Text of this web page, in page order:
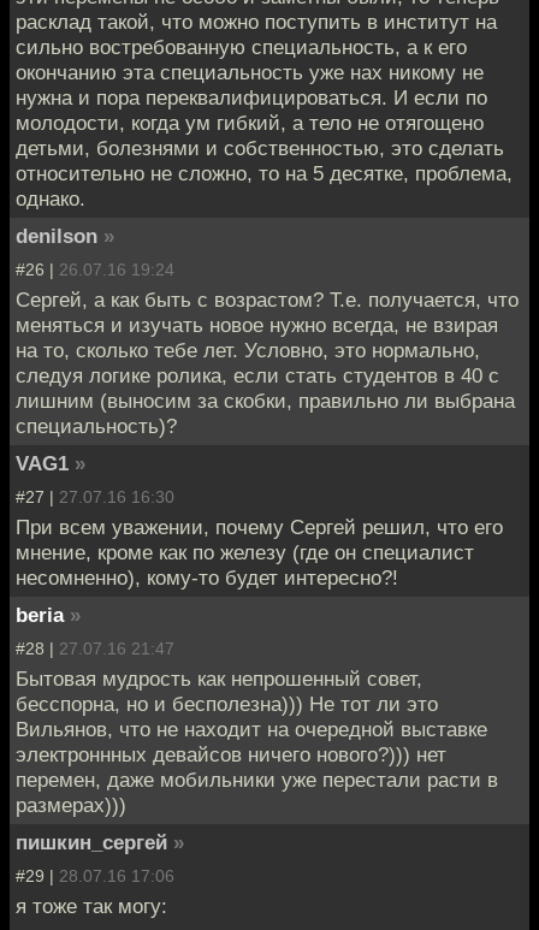
расклад такой, что можно поступить в институт на
сильно востребованную специальность, а к его
окончанию эта специальность уже нах никому не
нужна и пора переквалифицироваться. И если по
молодости, когда ум гибкий, а тело не отягощено
детьми, болезнями и собственностью, это сделать
относительно не сложно, то на 5 десятке, проблема,
однако.
denilson »
#26 | 26.07.16 19:24
Сергей, а как быть с возрастом? Т.е. получается, что
меняться и изучать новое нужно всегда, не взирая
на то, сколько тебе лет. Условно, это нормально,
следуя логике ролика, если стать студентов в 40 с
лишним (выносим за скобки, правильно ли выбрана
специальность)?
VAG1 »
#27 | 27.07.16 16:30
При всем уважении, почему Сергей решил, что его
мнение, кроме как по железу (где он специалист
несомненно), кому-то будет интересно?!
beria »
#28 | 27.07.16 21:47
Бытовая мудрость как непрошенный совет,
бесспорна, но и бесполезна))) Не тот ли это
Вильянов, что не находит на очередной выставке
электроннных девайсов ничего нового?))) нет
перемен, даже мобильники уже перестали расти в
размерах)))
пишкин_сергей »
#29 | 28.07.16 17:06
я тоже так могу: